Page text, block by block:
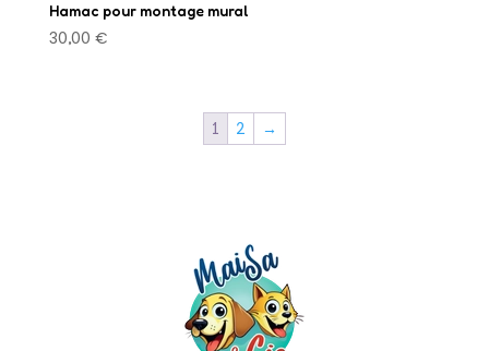
Hamac pour montage mural
30,00 €
1 2 →